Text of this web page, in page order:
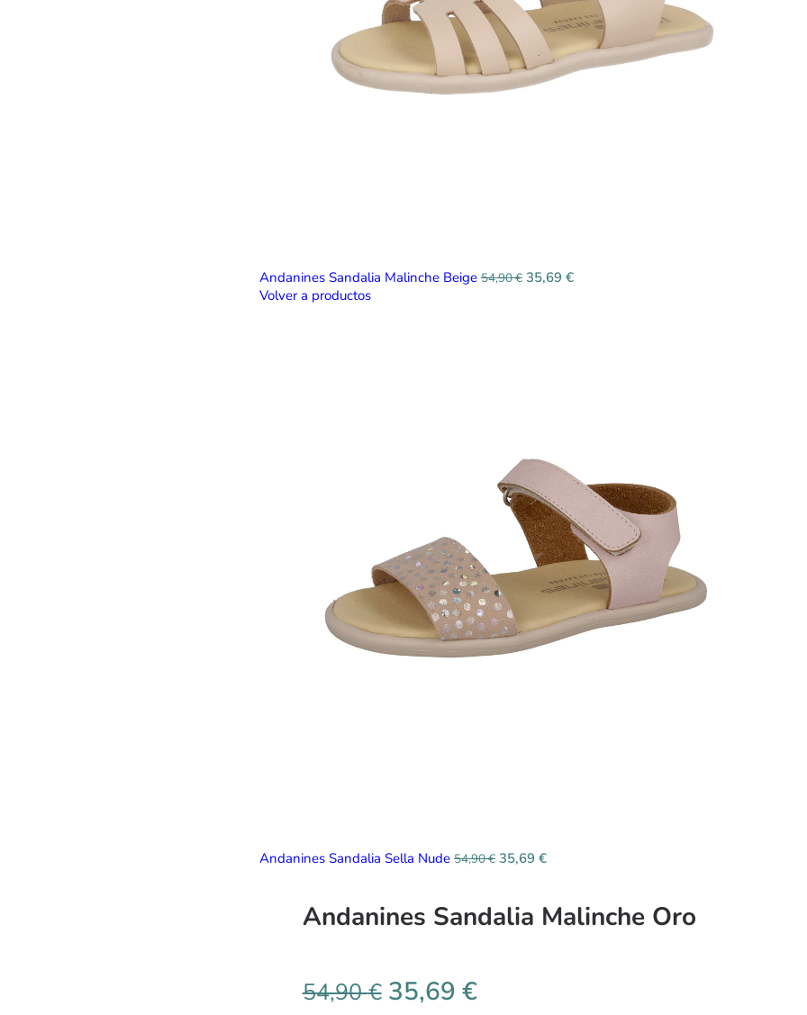
Andanines Sandalia Malinche Beige 54,90€ 35,69 €
Volver a productos
Andanines Sandalia Sella Nude 54,90€ 35,69 €
Andanines Sandalia Malinche Oro
54,90€ 35,69 €